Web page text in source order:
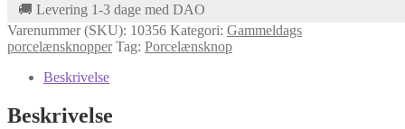
🚚 Levering 1-3 dage med DAO
Varenummer (SKU): 10356 Kategori: Gammeldags
porcelænsknopper Tag: Porcelænsknop
Beskrivelse
Beskrivelse